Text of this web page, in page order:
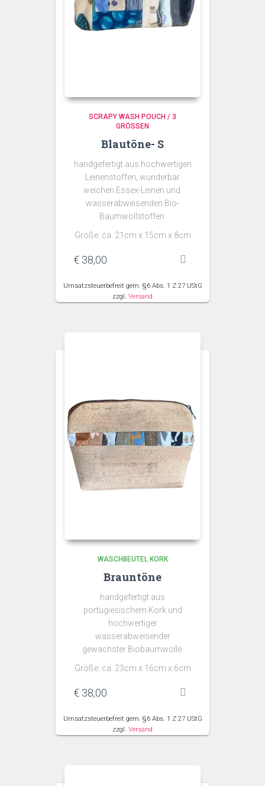
SCRAPY WASH POUCH / 3
GRÖSSEN
Blautöne- S
handgefertigt aus hochwertigen
Leinenstoffen, wunderbar
weichen Essex-Leinen und
wasserabweisenden Bio-
Baumwollstoffen
Größe: ca. 21cm x 15cm x 8cm
€ 38,00
Umsatzsteuerbefreit gem. §6 Abs. 1 Z 27 UStG
zzgl. Versand
WASCHBEUTEL KORK
Brauntöne
handgefertigt aus
portugiesischem Kork und
hochwertiger
wasserabweisender
gewachster Biobaumwolle
Größe: ca. 23cm x 16cm x 6cm
€ 38,00
Umsatzsteuerbefreit gem. §6 Abs. 1 Z 27 UStG
zzgl. Versand